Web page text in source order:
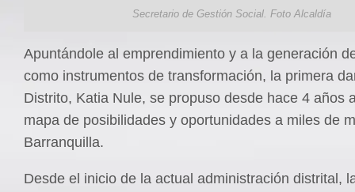
Secretario de Gestión Social. Foto Alcaldía
Apuntándole al emprendimiento y a la generación
como instrumentos de transformación, la primera
Distrito, Katia Nule, se propuso desde hace 4 años
mapa de posibilidades y oportunidades a miles de
Barranquilla.
Desde el inicio de la actual administración distrital,